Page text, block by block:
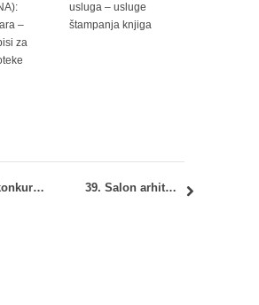
–
za
usluga – usluge
štampanja knjiga
Izložba konkursnih radova i diskusija: Urbanističko-arhitektonski konkurs za deo Bloka 13 na Novom Beogradu 39. Salon arhitekture: svečano otvaranje i dodela nagrada